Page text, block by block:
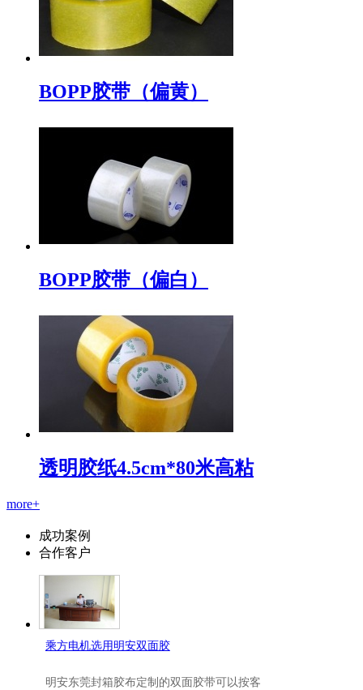
BOPP胶带（偏黄）
BOPP胶带（偏白）
透明胶纸4.5cm*80米高粘
more+
成功案例
合作客户
乘方电机选用明安双面胶
明安东莞封箱胶布定制 的双面胶带可以按客